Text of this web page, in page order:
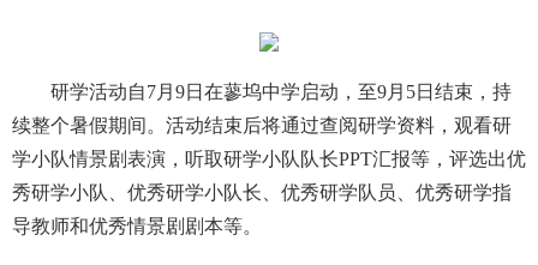
研学活动自7月9日在蓼坞中学启动，至9月5日结束，持
续整个暑假期间。活动结束后将通过查阅研学资料，观看研
学小队情景剧表演，听取研学小队队长PPT汇报等，评选出优
秀研学小队、优秀研学小队长、优秀研学队员、优秀研学指
导教师和优秀情景剧剧本等。